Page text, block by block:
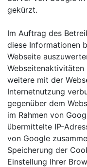
gekürzt.
Im Auftrag des
diese Informationen
Webseite
Webseitenaktivitäten
weitere mit der
Internetnutzung
gegenüber dem
im Rahmen von
übermittelte IP-
von Google
Speicherung der
Einstellung Ihrer